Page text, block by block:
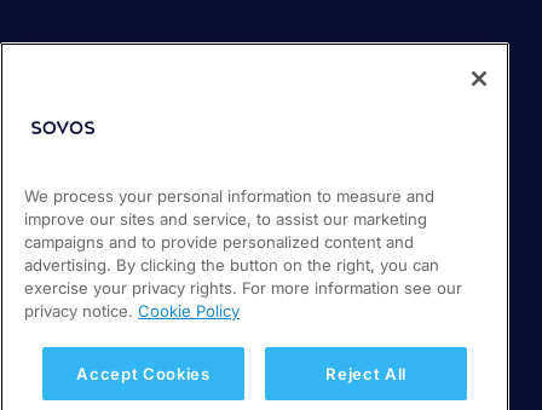
Socios
Sala de prensa
Empleos
Política de privacidad
We process your personal information to measure and
improve our sites and service, to assist our marketing
campaigns and to provide personalized content and
advertising. By clicking the button on the right, you can
exercise your privacy rights. For more information see our
privacy notice. Cookie Policy
Accept Cookies Reject All